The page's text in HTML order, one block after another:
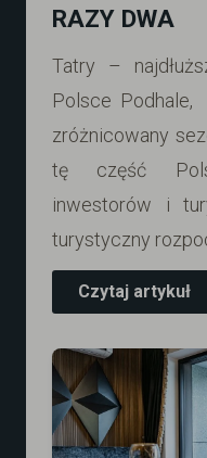
RAZY DWA
Tatry –
Polsce
zróżnicowany
tę część
inwestorów i
turystyczny
Czytaj artykuł